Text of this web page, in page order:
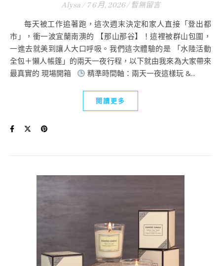
Alysa / 7 6 月, 2026 / 暫無留言
每天被工作追著跑，這次週末決定和家人直接「登出都
市」，衝一波宜蘭南澳的 【那山那谷】！這裡被群山包圍，
一進去就美到讓人大口呼吸。我們這次體驗的是 「水陸活動
全包＋懶人帳篷」的兩天一夜行程，以下就由我來為大家帶來
最真實的 現場開箱
精準時間軸：兩天一夜這樣玩 &...
閱讀更多